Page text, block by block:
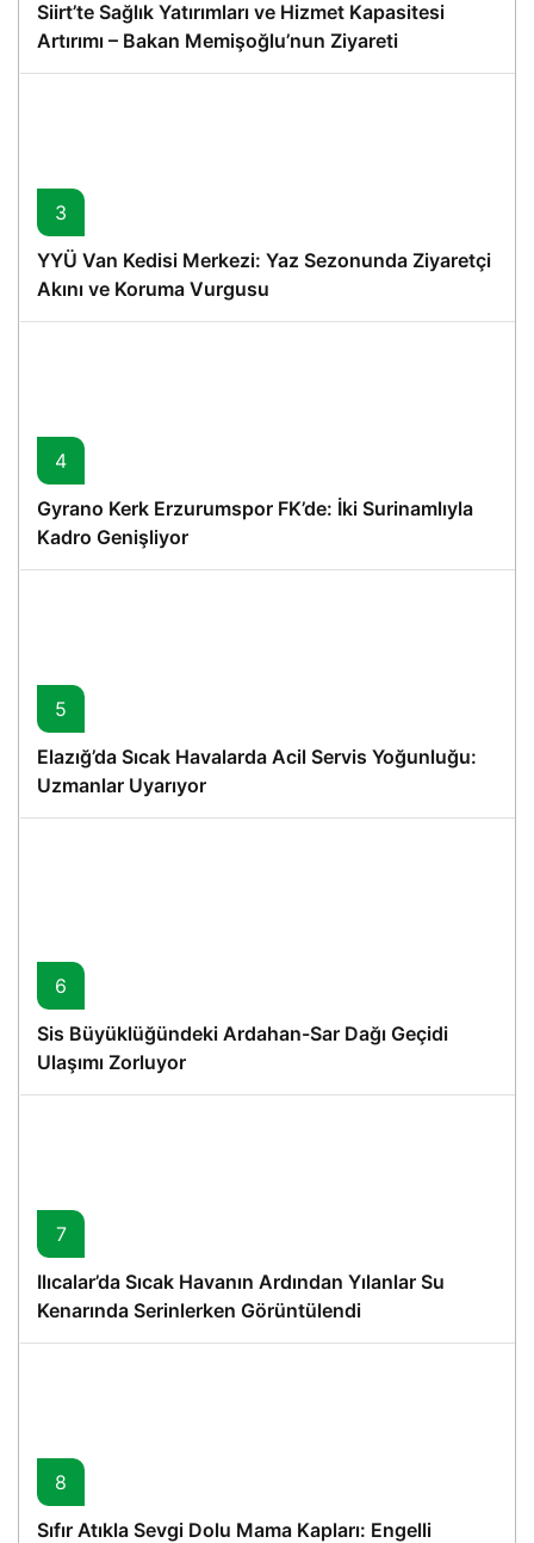
Siirt’te Sağlık Yatırımları ve Hizmet Kapasitesi
Artırımı – Bakan Memişoğlu’nun Ziyareti
3
YYÜ Van Kedisi Merkezi: Yaz Sezonunda Ziyaretçi
Akını ve Koruma Vurgusu
4
Gyrano Kerk Erzurumspor FK’de: İki Surinamlıyla
Kadro Genişliyor
5
Elazığ’da Sıcak Havalarda Acil Servis Yoğunluğu:
Uzmanlar Uyarıyor
6
Sis Büyüklüğündeki Ardahan-Sar Dağı Geçidi
Ulaşımı Zorluyor
7
Ilıcalar’da Sıcak Havanın Ardından Yılanlar Su
Kenarında Serinlerken Görüntülendi
8
Sıfır Atıkla Sevgi Dolu Mama Kapları: Engelli